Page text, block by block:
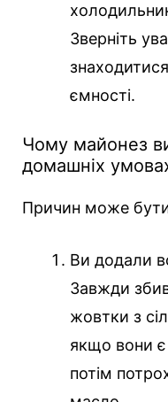
Зверніть
ємності.
Чому майонез
домашніх
Причин може бути
Ви додали
Завжди
жовтки з
якщо вони
потім